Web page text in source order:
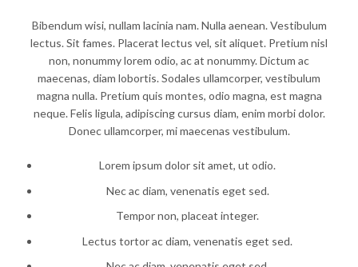
Bibendum wisi, nullam lacinia nam. Nulla aenean. Vestibulum
lectus. Sit fames. Placerat lectus vel, sit aliquet. Pretium nisl
non, nonummy lorem odio, ac at nonummy. Dictum ac
maecenas, diam lobortis. Sodales ullamcorper, vestibulum
magna nulla. Pretium quis montes, odio magna, est magna
neque. Felis ligula, adipiscing cursus diam, enim morbi dolor.
Donec ullamcorper, mi maecenas vestibulum.
Lorem ipsum dolor sit amet, ut odio.
Nec ac diam, venenatis eget sed.
Tempor non, placeat integer.
Lectus tortor ac diam, venenatis eget sed.